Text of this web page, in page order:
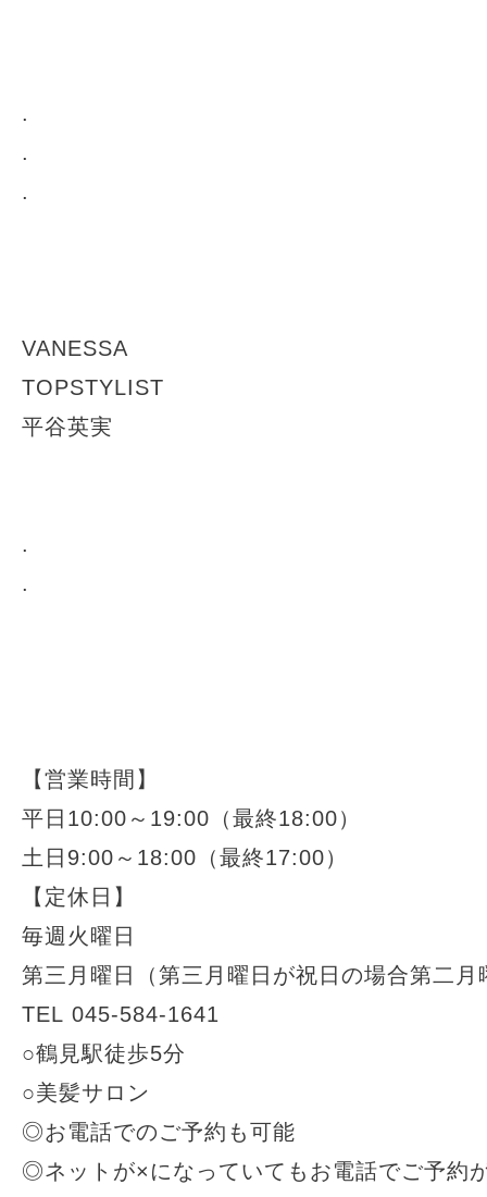
.
.
.
VANESSA
TOPSTYLIST
平谷英実
.
.
【営業時間】
平日 10:00 ～ 19:00 （最終18:00）
土日 9:00 ～ 18:00 （最終17:00）
【定休日】
毎週火曜日
第三月曜日（第三月曜日が祝日の場合第二月
TEL 045-584-1641
○鶴見駅徒歩5分
○美髪サロン
◎お電話でのご予約も可能
◎ネットが× になっていてもお電話でご予約